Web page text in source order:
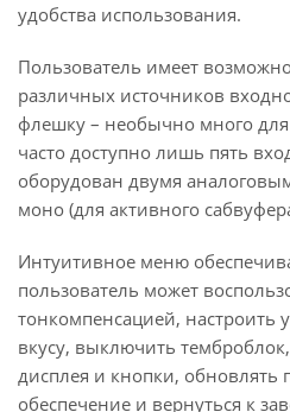
удобства использования.
Пользователь имеет
различных источников
флешку – необычно много
часто доступно лишь пять
оборудован двумя
моно (для активного
Интуитивное меню
пользователь может
тонкомпенсацией,
вкусу, выключить
дисплея и кнопки, обновлять
обеспечение и вернуться к